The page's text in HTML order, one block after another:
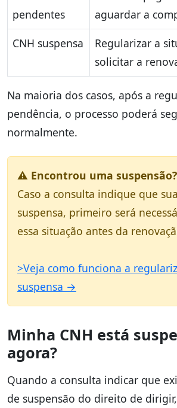
pendentes
aguardar a
CNH suspensa
Regularizar a
solicitar a
Na maioria dos casos, após a
pendência, o processo poderá
normalmente.
⚠ Encontrou uma suspensão?
Caso a consulta indique que
suspensa, primeiro será
essa situação antes da
>Veja como funciona a
suspensa →
Minha CNH está
agora?
Quando a consulta indicar que
de suspensão do direito de